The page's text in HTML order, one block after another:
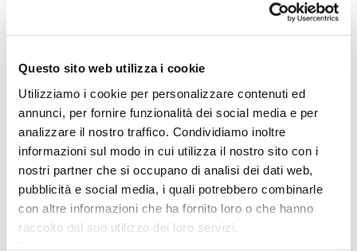
Questo sito web utilizza i cookie
Utilizziamo i cookie per personalizzare contenuti ed
annunci, per fornire funzionalità dei social media e per
analizzare il nostro traffico. Condividiamo inoltre
informazioni sul modo in cui utilizza il nostro sito con i
nostri partner che si occupano di analisi dei dati web,
pubblicità e social media, i quali potrebbero combinarle
con altre informazioni che ha fornito loro o che hanno
raccolto dal suo utilizzo dei loro servizi.
Jingle bells
3) INTERLUDIO STRUMENTALE, O Little Town of
Bethlehem, Silent Night
4) ADOLPHE ADAM, Oh Holy Night
5) INTERLUDIO STRUMENTALE-MEDLEY NATALIZIO,